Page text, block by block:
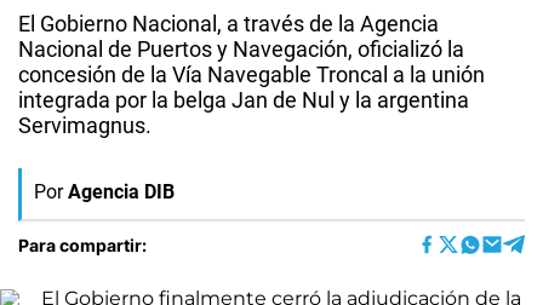
El Gobierno Nacional, a través de la Agencia
Nacional de Puertos y Navegación, oficializó la
concesión de la Vía Navegable Troncal a la unión
integrada por la belga Jan de Nul y la argentina
Servimagnus.
Por Agencia DIB
Para compartir: